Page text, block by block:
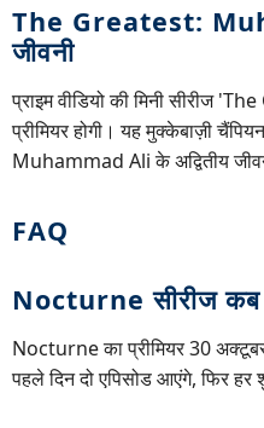
The Greatest:
जीवनी
प्राइम वीडियो की मिनी सीरीज
प्रीमियर होगी। यह मुक्केबाज़ी
Muhammad Ali के अद्वितीय
FAQ
Nocturne सीरीज कब
Nocturne का प्रीमियर 30
पहले दिन दो एपिसोड आएंगे, फिर हर